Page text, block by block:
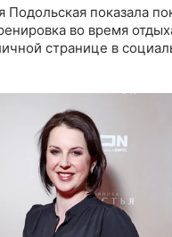
Подольская показала
во время
странице в